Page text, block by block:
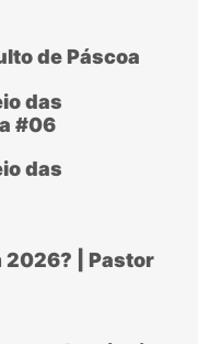
de Páscoa
das
#06
das
2026? | Pastor